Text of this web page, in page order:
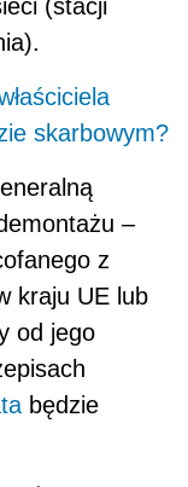
(stacji
skarbowym?
–
z
kraju UE lub
od jego
będzie